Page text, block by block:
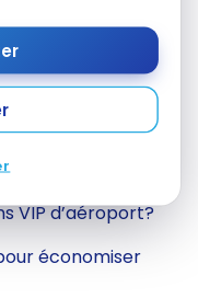
de crédit
VIP d’aéroport?
économiser